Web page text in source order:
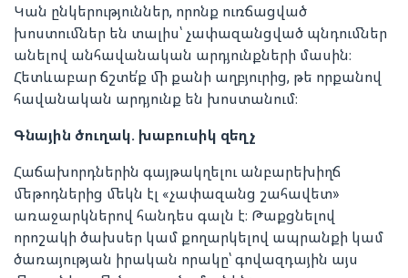
Կան ընկերություններ, որոնք ուռճացված
խոստումներ են տալիս՝ չափազանցված պնդումներ
անելով անհավանական արդյունքների մասին։
Հետևաբար ճշտե՛ք մի քանի աղբյուրից, թե որքանով
հավանական արդյունք են խոստանում։
Գնային ծուղակ. խաբուսիկ զեղչ
Հաճախորդներին գայթակղելու անբարեխիղճ
մեթոդներից մեկն էլ «չափազանց շահավետ»
առաջարկներով հանդես գալն է։ Թաքցնելով
որոշակի ծախսեր կամ քողարկելով ապրանքի կամ
ծառայության իրական որակը՝ գովազդային այս